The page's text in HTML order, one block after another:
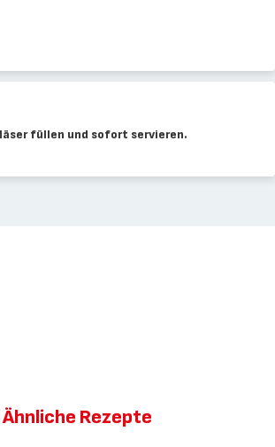
füllen und sofort servieren.
Ähnliche Rezepte